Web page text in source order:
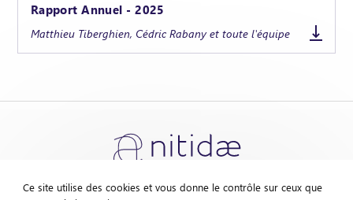
Rapport Annuel - 2025
Matthieu Tiberghien, Cédric Rabany et toute l'équipe
Ce site utilise des cookies et vous donne le contrôle sur ceux que